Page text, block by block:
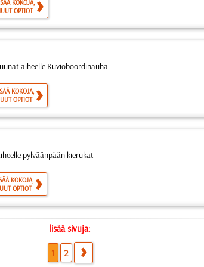
KOKOJA,
OPTIOT
aiheelle Kuvioboordinauha
KOKOJA,
OPTIOT
pylväänpään kierukat
KOKOJA,
OPTIOT
lisää sivuja:
1 2